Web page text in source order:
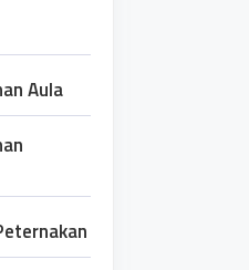
Aula